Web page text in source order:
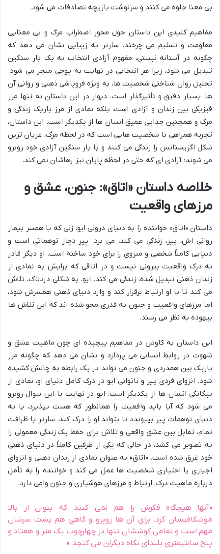
بی معنا جلوه می کنند و سرنوشت بازیچه تصادفات می شود.
مفاهیم کلیدی این داستان حول محور اضطراب مرگ و بی معنایی
مقاومت و تسلیم می چرخند. سارتر به زیبایی نشان می دهد که
چگونه در آستانه نیستی، مفهوم آزادی انتخاب به یک بار سنگین
تبدیل می شود، زیرا هر انتخابی در نهایت به پوچی منجر می شود.
تحلیل روان شناختی شخصیت ها، به ویژه فروپاشی ذهنی و روانی آن
ها، بسیار دقیق و تأثیرگذار است. دیوار در این داستان نه تنها مرز
فیزیکی بین زندان و آزادی است، بلکه نمادی از مرز باریک زندگی و
مرگ و همچنین جدایی عمیق انسان ها از یکدیگر است. این داستان،
تجربه همراهی با شخصیت هایی است که در لحظه مرگ، عریان ترین
شکل اگزیستانس را زندگی می کنند و با بار سنگین آزادی خود روبرو
می شوند؛ آزادی ای که حتی در لحظه پایان نیز رهاشان نمی کند.
خلاصه داستان «اتاق»: جنون، عشق و
مرزهای واقعیت
داستان «اتاق» خواننده را به دنیای درونی ایو، زنی که با همسر بیمار
روانی اش، پیر، زندگی می کند، می برد. پیر دچار توهماتی است و
دنیایی کاملاً شخصی و منزوی را برای خود ساخته است. او دیگر قادر
به درک واقعیت بیرونی نیست و در اتاقی که برایش به نمادی از
زندان ذهنی تبدیل شده، زندگی می کند. ایو، به شکلی دردناک، تلاش
می کند تا با او ارتباط برقرار کند و وارد دنیای ذهنی همسرش شود،
اما مرزهای واقعیت و جنون به قدری محو شده اند که این تلاش ها
بیهوده به نظر می رسند.
این داستان به کاوش در مفاهیم پیچیده ای چون ماهیت عشق و
شهوت در روابط انسانی می پردازد و نشان می دهد که چگونه مرز
باریک بین همدردی و جنون می تواند در یک رابطه به چالش کشیده
شود. انزوای فردی پیر و ناتوانی ایو در درک کامل دنیای او، نمادی از
بیگانگی انسان ها از یکدیگر است. ایو در نهایت با این سوال روبرو
می شود که آیا باید واقعیت را همانطور که هست بپذیرد، یا به
دنیای توهمات پیر بپیوندد تا بتواند او را درک کند. سارتر با ظرافت
تمام، تقابل بین عشق واقعی و تلاش برای حفظ یک زندگی معمولی را
به تصویر می کشد، در حالی که یکی از طرفین کاملاً در دنیای ذهنی
خود غرق شده است. «اتاق» به عنوان نمادی از زندان ذهنی و انزوای
اجباری یا اختیاری شخصیت ها عمل می کند و خواننده را به تأمل
درباره ماهیت درک، ارتباط و مرزهای هوشیاری و جنون وامی دارد.
«آنها هیچگاه فکرش را هم نمی کنند که بتوان از بالا
موشکافیشان کرد. برای آن ها روبرو و گاهی هم پشت سرشان
مهم است و تمامی کوششان تنها در چهارچوب یک متر و هفتاد و
پنج سانتیمتری بلندای نگاه دیگران می گنجد.»